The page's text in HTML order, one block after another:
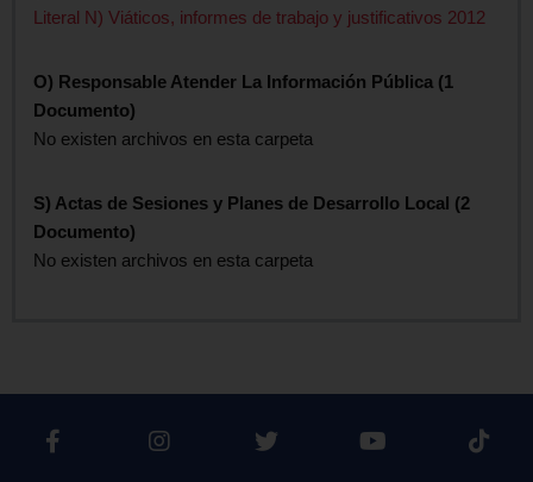
Literal N) Viáticos, informes de trabajo y justificativos 2012
O) Responsable Atender La Información Pública (1
Documento)
No existen archivos en esta carpeta
S) Actas de Sesiones y Planes de Desarrollo Local (2
Documento)
No existen archivos en esta carpeta